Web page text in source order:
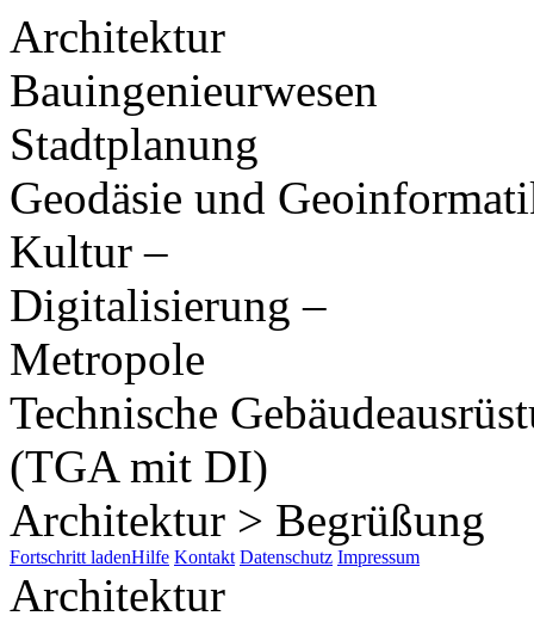
Architektur
Bauingenieurwesen
Stadtplanung
Geodäsie und
Kultur –
Digitalisierung –
Metropole
Technische
(TGA mit DI)
Architektur > Begrüßung
Fortschritt ladenHilfe Kontakt Datenschutz Impressum
Architektur